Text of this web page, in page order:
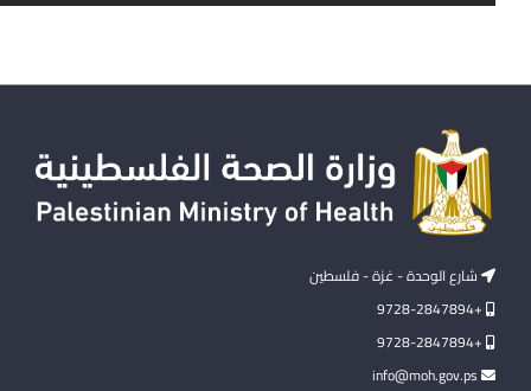
شارع الوحدة - غزة - فلسطين
+9728-2847894
+9728-2847894